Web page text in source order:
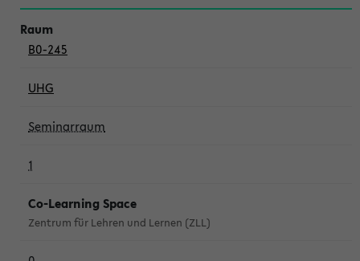
B0-245
UHG
Seminarraum
1
Co-Learning Space
Zentrum für Lehren und Lernen (ZLL)